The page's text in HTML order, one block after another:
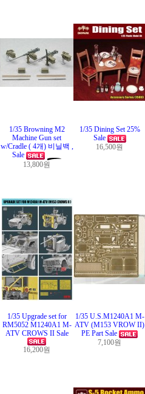
1/35 Browning M2
Machine Gun set
w/Cradle ( 4개) 비닐백 ,
Sale
13,800원
1/35 Dining Set 25%
Sale
16,500원
1/35 Upgrade set for
RM5052 M1240A1 M-
ATV CROWS II Sale
16,200원
1/35 U.S.M1240A1 M-
ATV (M153 VROW II)
PE Part Sale
7,100원